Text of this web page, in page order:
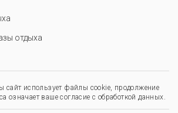
отдыха
сайт использует файлы cookie, продолжение
означает ваше согласие с обработкой данных.